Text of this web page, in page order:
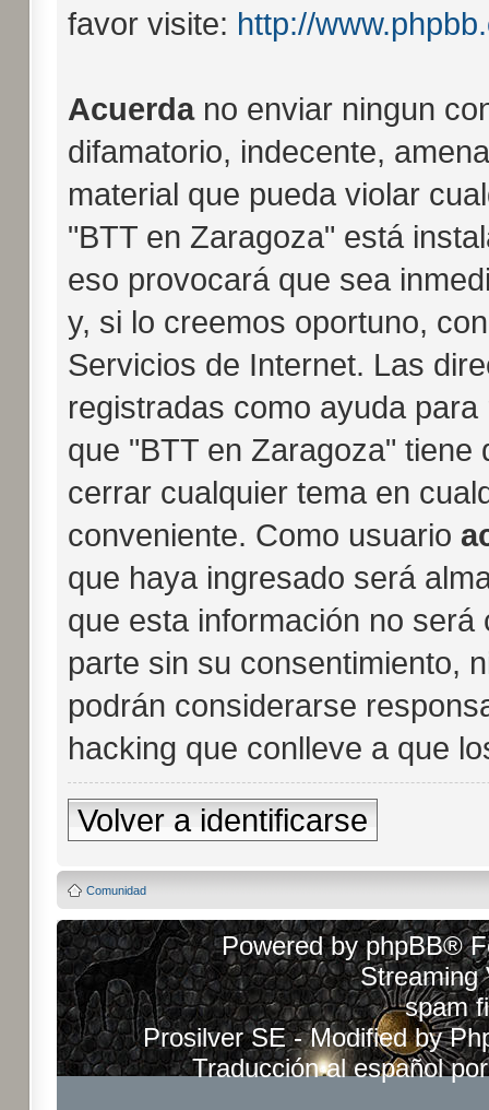
favor visite: http://
Acuerdano enviar ningun
difamatorio, indecente,
material que pueda violar
"BTT en Zaragoza" está
eso provocará que sea
y, si lo creemos oportuno,
Servicios de Internet. Las
registradas como ayuda
que "BTT en Zaragoza" tiene
cerrar cualquier tema en
conveniente. Como usuario
que haya ingresado será
que esta información no
parte sin su consentimiento,
podrán considerarse
hacking que conlleve a que
Volver a identificarse
Comunidad
Powered byphpBB®
Streaming
spam
Prosilver SE - Modified by
Traducción al español